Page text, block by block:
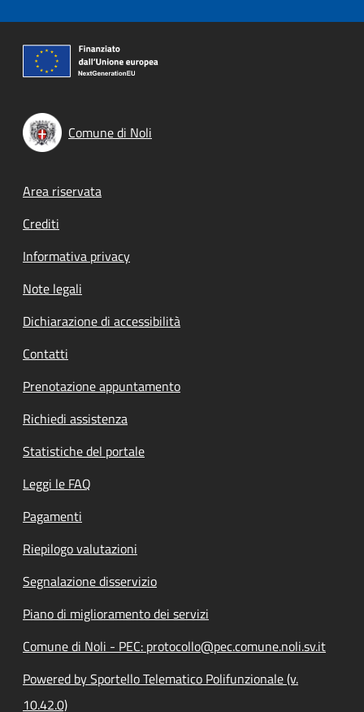
Comune di Noli
Footer menu
Area riservata
Crediti
Informativa privacy
Note legali
Dichiarazione di accessibilità
Contatti
Prenotazione appuntamento
Richiedi assistenza
Statistiche del portale
Leggi le FAQ
Pagamenti
Riepilogo valutazioni
Segnalazione disservizio
Piano di miglioramento dei servizi
Comune di Noli - PEC: protocollo@pec.comune.noli.sv.it
Powered by Sportello Telematico Polifunzionale (v.
10.42.0)